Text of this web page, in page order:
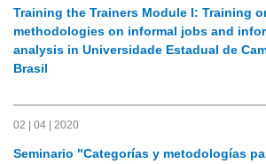
Training the Trainers Module I: Training
methodologies on informal jobs and
analysis in Universidade Estadual de
Brasil
02 | 04 | 2020
Seminario "Categorías y metodologías